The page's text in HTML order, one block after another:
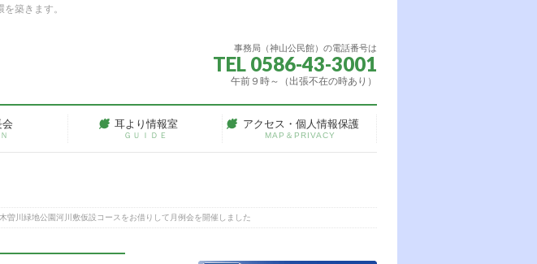
築きます。
事務局（神山公民館）の電話番号は
TEL 0586-43-3001
午前９時～（出張不在の時あり）
会 耳より情報室
ＧＵＩＤＥ
アクセス・個人情報保護
MAP＆PRIVACY
曽川緑地公園河川敷仮設コースをお借りして月例会を開催しました